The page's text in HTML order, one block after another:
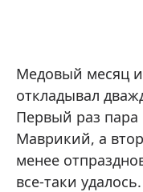
Медовый месяц
откладывал
Первый раз пара
Маврикий, а
менее
все-таки удалось.